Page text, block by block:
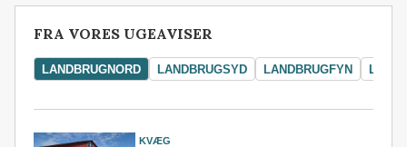
FRA VORES UGEAVISER
LANDBRUGNORD LANDBRUGSYD LANDBRUGFYN
KVÆG